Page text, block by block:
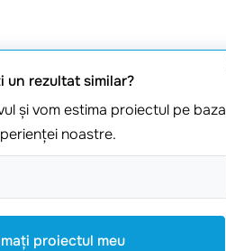
un rezultat similar?
şi vom estima proiectul pe baza
noastre.
proiectul meu